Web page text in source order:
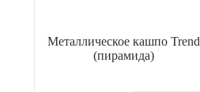
Металлическое кашпо Trend
(пирамида)